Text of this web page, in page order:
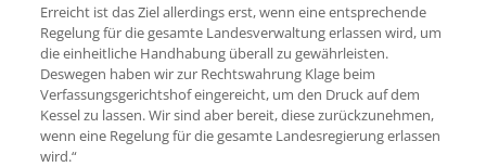
Erreicht ist das Ziel allerdings erst, wenn eine entsprechende
Regelung für die gesamte Landesverwaltung erlassen wird, um
die einheitliche Handhabung überall zu gewährleisten.
Deswegen haben wir zur Rechtswahrung Klage beim
Verfassungsgerichtshof eingereicht, um den Druck auf dem
Kessel zu lassen. Wir sind aber bereit, diese zurückzunehmen,
wenn eine Regelung für die gesamte Landesregierung erlassen
wird.“